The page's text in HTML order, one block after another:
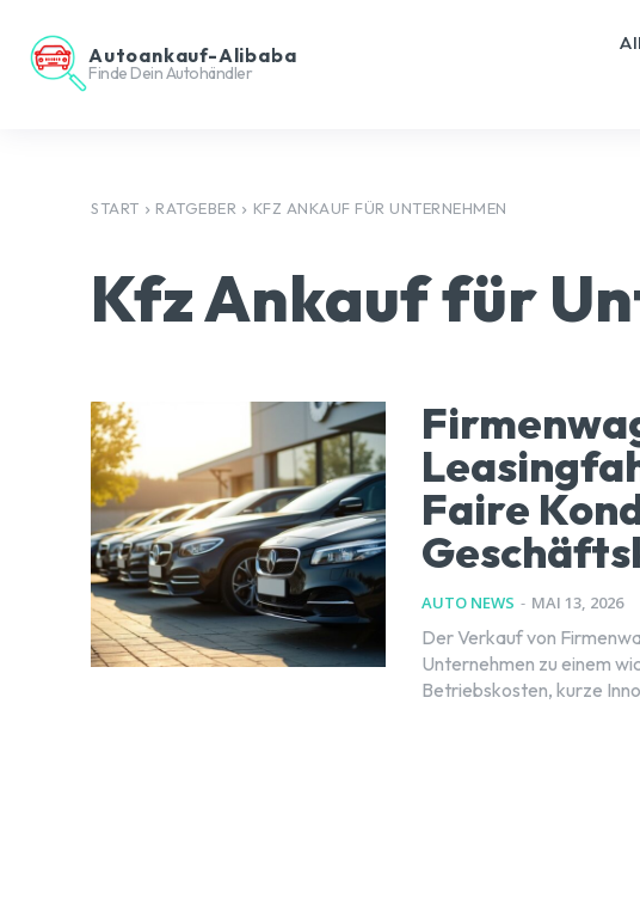
Autoankauf-Alibaba
Finde Dein Autohändler
START RATGEBER KFZ ANKAUF FÜR UNTERNEHMEN
Kfz Ankauf für
Faire
AUTO NEWS - MAI 13, 2026
Der Verkauf von
Unternehmen zu einem
Betriebskosten, kurze